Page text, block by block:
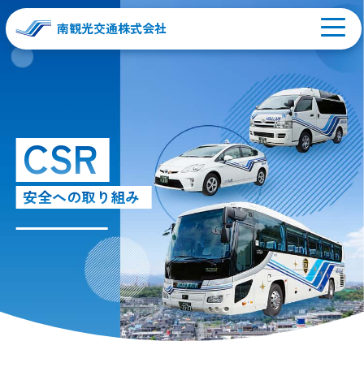
南観光交通株式会社
CSR
安全への取り組み